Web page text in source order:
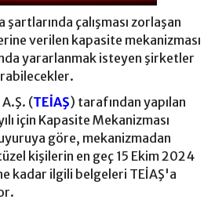
çalışması zorlaşan
verilen kapasite mekanizması
yararlanmak isteyen şirketler
(TEİAŞ) tarafından yapılan
için Kapasite Mekanizması
göre, mekanizmadan
kişilerin en geç 15 Ekim 2024
kadar ilgili belgeleri TEİAŞ'a